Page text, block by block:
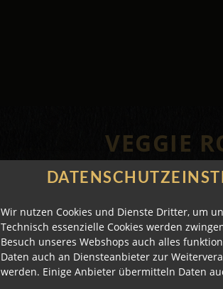
Wir nutzen Cookies und Dienste Dritter, um
Technisch essenzielle Cookies werden
Besuch unseres Webshops auch alles
Daten auch an Diensteanbieter zur
werden. Einige Anbieter übermitteln Daten
VEGGIE